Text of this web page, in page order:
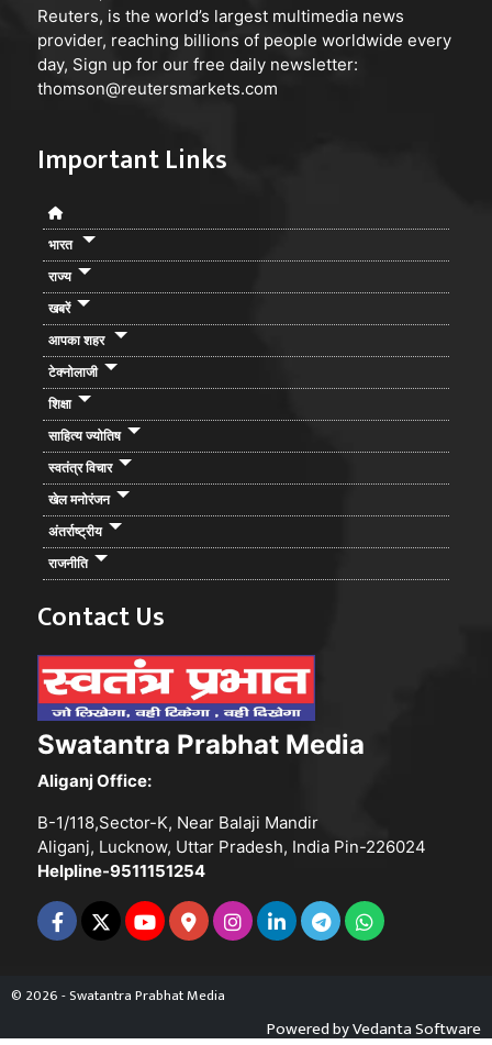
Reuters, is the world’s largest multimedia news
provider, reaching billions of people worldwide every
day, Sign up for our free daily newsletter:
thomson@reutersmarkets.com
Important Links
भारत
राज्य
खबरें
आपका शहर
टेक्नोलाजी
शिक्षा
साहित्य ज्योतिष
स्वतंत्र विचार
खेल मनोरंजन
अंतर्राष्ट्रीय
राजनीति
Contact Us
Swatantra Prabhat Media
Aliganj Office:
B-1/118,Sector-K, Near Balaji Mandir
Aliganj, Lucknow, Uttar Pradesh, India Pin-226024
Helpline-9511151254
© 2026 - Swatantra Prabhat Media
Powered byVedanta Software